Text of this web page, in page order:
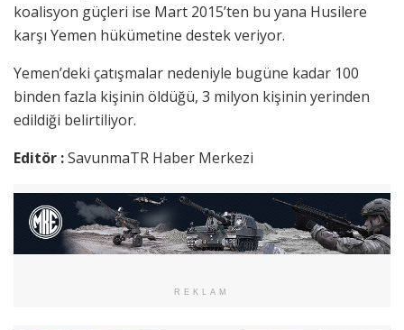
koalisyon güçleri ise Mart 2015’ten bu yana Husilere
karşı Yemen hükümetine destek veriyor.
Yemen’deki çatışmalar nedeniyle bugüne kadar 100
binden fazla kişinin öldüğü, 3 milyon kişinin yerinden
edildiği belirtiliyor.
Editör :SavunmaTR Haber Merkezi
REKLAM